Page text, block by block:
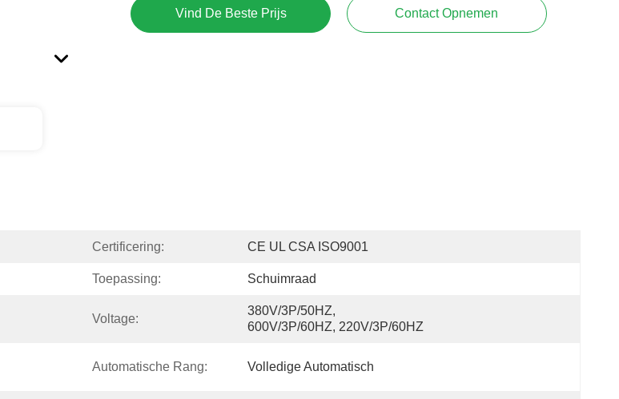
Vind De Beste Prijs Contact Opnemen
Certificering: CE UL CSA ISO9001
Toepassing: Schuimraad
Voltage:
380V/3P/50HZ,
600V/3P/60HZ, 220V/3P/60HZ
Automatische Rang: Volledige Automatisch